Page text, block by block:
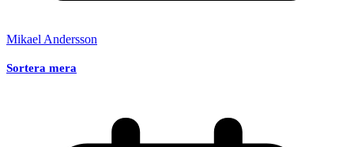
Mikael Andersson
Sortera mera